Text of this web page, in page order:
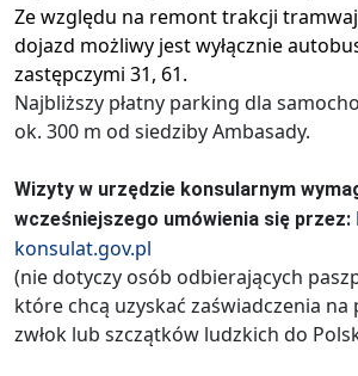
Ze względu na remont trakcji
dojazd możliwy jest wyłącznie
zastępczymi 31, 61.
Najbliższy płatny parking dla
ok. 300 m od siedziby Ambasady.
Wizyty w urzędzie konsularnym
wcześniejszego umówienia się przez:
konsulat.gov.pl
(nie dotyczy osób odbierających
które chcą uzyskać zaświadczenia na
zwłok lub szczątków ludzkich do